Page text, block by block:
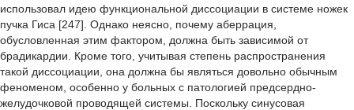
использовал идею функциональной диссоциации в системе ножек
пучка Гиса [247]. Однако неясно, почему аберрация,
обусловленная этим фактором, должна быть зависимой от
брадикардии. Кроме того, учитывая степень распространения
такой диссоциации, она должна бы являться довольно обычным
феноменом, особенно у больных с патологией предсердно-
желудочковой проводящей системы. Поскольку синусовая